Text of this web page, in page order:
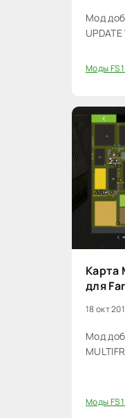
Мод
Моды FS
Карта
для
18 окт
Мод
Моды FS